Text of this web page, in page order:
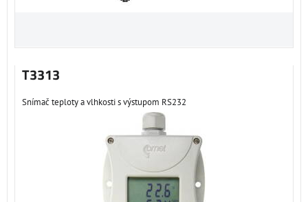
T3313
Snímač teploty a vlhkosti s výstupom RS232